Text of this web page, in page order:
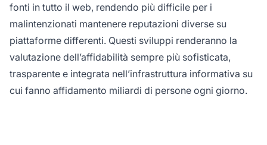
fonti in tutto il web, rendendo più difficile per i
malintenzionati mantenere reputazioni diverse su
piattaforme differenti. Questi sviluppi renderanno la
valutazione dell’affidabilità sempre più sofisticata,
trasparente e integrata nell’infrastruttura informativa su
cui fanno affidamento miliardi di persone ogni giorno.